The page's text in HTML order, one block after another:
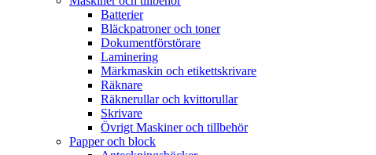
Batterier
Bläckpatroner och toner
Dokumentförstörare
Laminering
Märkmaskin och etikettskrivare
Räknare
Räknerullar och kvittorullar
Skrivare
Övrigt Maskiner och tillbehör
Papper och block